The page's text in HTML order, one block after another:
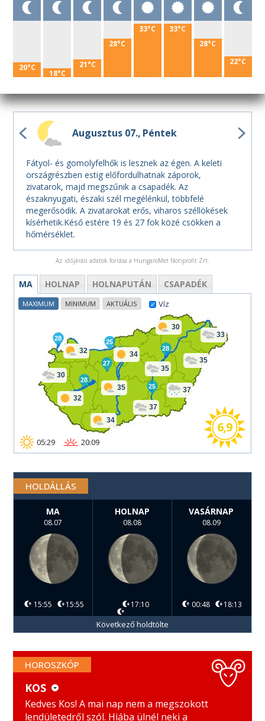
20°C
18°C
21°C
28°C
33°C 33°C
28°C
22°C
Augusztus 07. Péntek
Fátyol- és gomolyfelhők is lesznek az égen. A keleti
országrészben estig előfordulhatnak záporok,
zivatarok, majd megszűnik a csapadék. Az
északnyugati, északi szél megélénkül, többfelé
megerősödik. A zivatarokat erős, viharos széllökések
kísérhetik.Késő estére 19 és 27 fok közé csökken a
hőmérséklet.
Az időjárási adatok forrása a HungaroMet Nonprofit Zrt.
MA HOLNAP HOLNAPUTÁN CSAPADÉK
32
30
32
35
34
37
35
34
30
37
35
33
28
28
27
25
25
28
05:29 20:09
6,9
Víz
MAXIMUM MINIMUM AKTUÁLIS
HOLDÁLLÁS
MA
08.07
15:55 15:55
HOLNAP
08.08
17:10
VASÁRNAP
08.09
00:48 18:13
Következő holdtölte
HOROSZKÓP
KOS
KOS
Kedves Kos! A mai nap nem a megszokott
lendületedről szól. Hiába ülnél neki a